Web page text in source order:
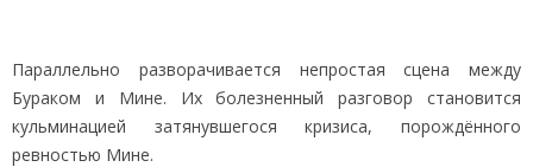
Параллельно разворачивается непростая сцена между
Бураком и Мине. Их болезненный разговор становится
кульминацией затянувшегося кризиса, порождённого
ревностью Мине.